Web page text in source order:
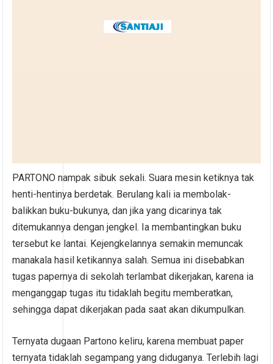
PARTONO nampak sibuk sekali. Suara mesin ketiknya tak
henti-hentinya berdetak. Berulang kali ia membolak-
balikkan buku-bukunya, dan jika yang dicarinya tak
ditemukannya dengan jengkel. Ia membantingkan buku
tersebut ke lantai. Kejengkelannya semakin memuncak
manakala hasil ketikannya salah. Semua ini disebabkan
tugas papernya di sekolah terlambat dikerjakan, karena ia
menganggap tugas itu tidaklah begitu memberatkan,
sehingga dapat dikerjakan pada saat akan dikumpulkan.
Ternyata dugaan Partono keliru, karena membuat paper
ternyata tidaklah segampang yang diduganya. Terlebih lagi